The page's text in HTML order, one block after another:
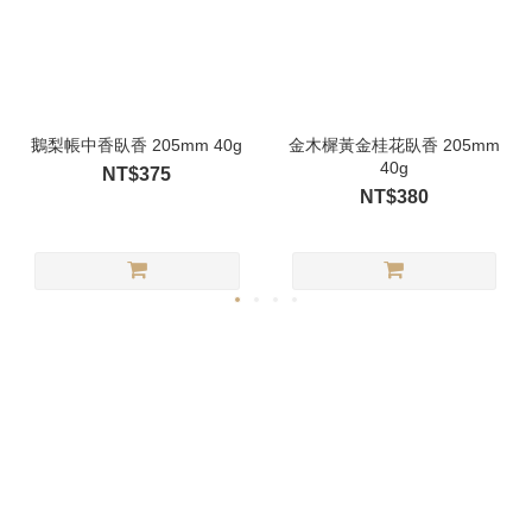
鵝梨帳中香臥香 205mm 40g
NT$375
金木樨黃金桂花臥香 205mm
40g
NT$380